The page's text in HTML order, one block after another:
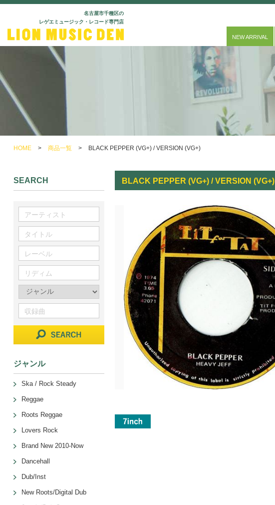
名古屋市千種区の
レゲエミュージック・レコード専門店
NEW ARRIVAL
HOME > 商品一覧 > BLACK PEPPER (VG+) / VERSION (VG+)
BLACK PEPPER (VG+) / VERSION (VG+)
SEARCH
ジャンル
Ska / Rock Steady
Reggae
Roots Reggae
Lovers Rock
Brand New 2010-Now
Dancehall
Dub/Inst
New Roots/Digital Dub